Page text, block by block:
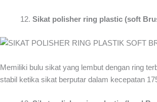
Sikat polisher ring plastic (soft
Memiliki bulu sikat yang lembut dengan ring
stabil ketika sikat berputar dalam kecepatan